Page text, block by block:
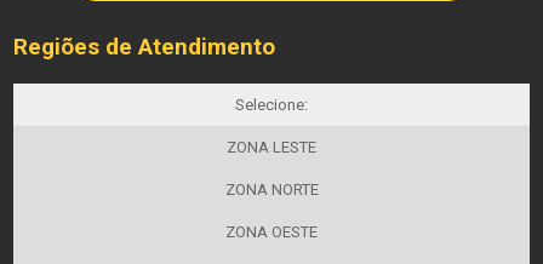
Regiões de Atendimento
Selecione:
ZONA LESTE
ZONA NORTE
ZONA OESTE